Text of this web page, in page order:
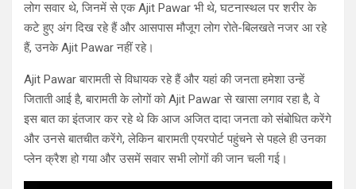
लोग सवार थे, जिनमें से एक Ajit Pawar भी थे, घटनास्थल पर शरीर के
कटे हुए अंग दिख रहे हैं और आसपास मौजूग लोग रोते-बिलखते नजर आ रहे
हैं, उनके Ajit Pawar नहीं रहे।
Ajit Pawar बारामती से विधायक रहे हैं और यहां की जनता हमेशा उन्हें
जिताती आई है, बारामती के लोगों को Ajit Pawar से खासा लगाव रहा है, वे
इस बात का इंतजार कर रहे थे कि आज अजित दादा जनता को संबोधित करेंगे
और उनसे बातचीत करेंगे, लेकिन बारामती एयरपोर्ट पहुंचने से पहले ही उनका
प्लेन क्रैश हो गया और उसमें सवार सभी लोगों की जान चली गई।